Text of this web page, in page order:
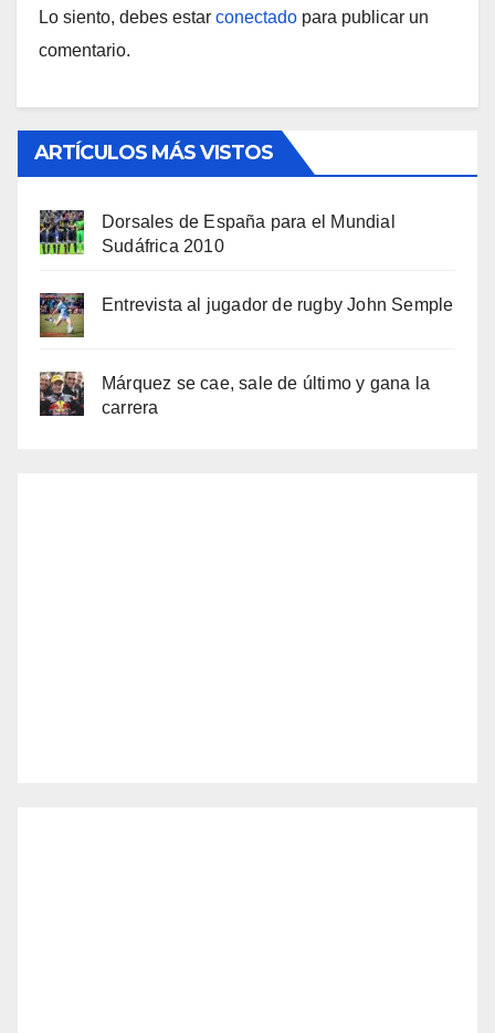
Lo siento, debes estar conectado para publicar un
comentario.
ARTÍCULOS MÁS VISTOS
Dorsales de España para el Mundial
Sudáfrica 2010
Entrevista al jugador de rugby John Semple
Márquez se cae, sale de último y gana la
carrera